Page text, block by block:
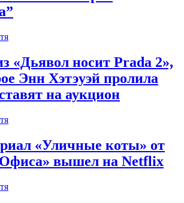
«Дьявол носит Prada 2»,
Энн Хэтэуэй пролила
на аукцион
«Уличные коты» от
вышел на Netflix